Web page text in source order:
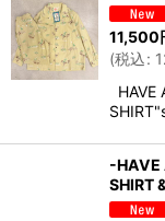
11,500
(税込:
HAVE
-HAVE
SHIRT